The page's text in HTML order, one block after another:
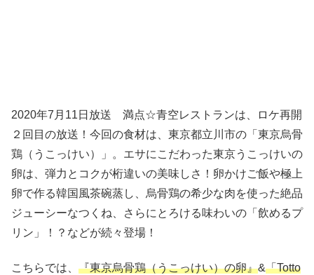
2020年7月11日放送 満点☆青空レストランは、ロケ再開
２回目の放送！今回の食材は、東京都立川市の「東京烏骨
鶏（うこっけい）」。エサにこだわった東京うこっけいの
卵は、弾力とコクが桁違いの美味しさ！卵かけご飯や極上
卵で作る韓国風茶碗蒸し、烏骨鶏の希少な肉を使った絶品
ジューシーなつくね、さらにとろける味わいの「飲めるプ
リン」！？などが続々登場！
こちらでは、 『東京烏骨鶏（うこっけい）の卵』&「Totto